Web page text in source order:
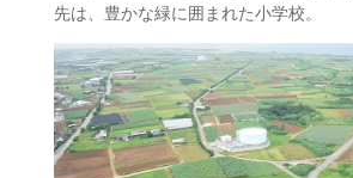
先は、豊かな緑に囲まれた小学校。